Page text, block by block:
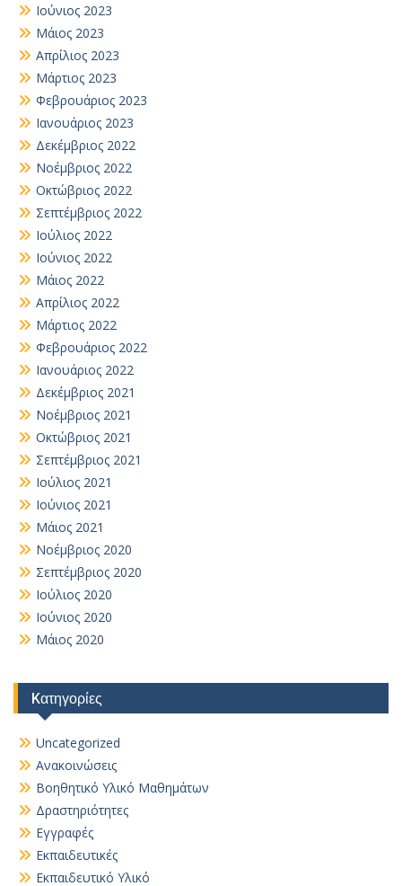
Ιούνιος 2023
Μάιος 2023
Απρίλιος 2023
Μάρτιος 2023
Φεβρουάριος 2023
Ιανουάριος 2023
Δεκέμβριος 2022
Νοέμβριος 2022
Οκτώβριος 2022
Σεπτέμβριος 2022
Ιούλιος 2022
Ιούνιος 2022
Μάιος 2022
Απρίλιος 2022
Μάρτιος 2022
Φεβρουάριος 2022
Ιανουάριος 2022
Δεκέμβριος 2021
Νοέμβριος 2021
Οκτώβριος 2021
Σεπτέμβριος 2021
Ιούλιος 2021
Ιούνιος 2021
Μάιος 2021
Νοέμβριος 2020
Σεπτέμβριος 2020
Ιούλιος 2020
Ιούνιος 2020
Μάιος 2020
Kατηγορίες
Uncategorized
Ανακοινώσεις
Βοηθητικό Yλικό Mαθημάτων
Δραστηριότητες
Εγγραφές
Εκπαιδευτικές
Εκπαιδευτικό Υλικό